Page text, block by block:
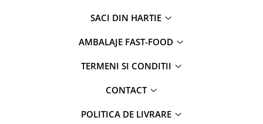
SACI DIN HARTIE
AMBALAJE FAST-FOOD
TERMENI SI CONDITII
CONTACT
POLITICA DE LIVRARE